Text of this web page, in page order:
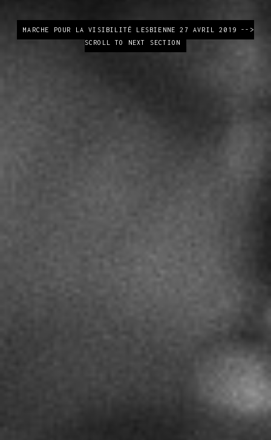
MARCHE POUR LA VISIBILITÉ LESBIENNE 27 AVRIL 2019 -->
SCROLL TO NEXT SECTION